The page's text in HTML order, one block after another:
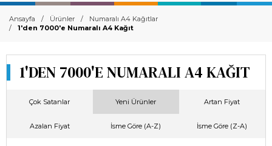
Ansayfa Ürünler
Numaralı A4 Kağıtlar
1'den 7000'e Numaralı A4 Kağıt
1'DEN 7000'E NUMARALI A4 KAĞIT
Çok Satanlar Yeni Ürünler Artan Fiyat
Azalan Fiyat İsme Göre (A-Z) İsme Göre (Z-A)